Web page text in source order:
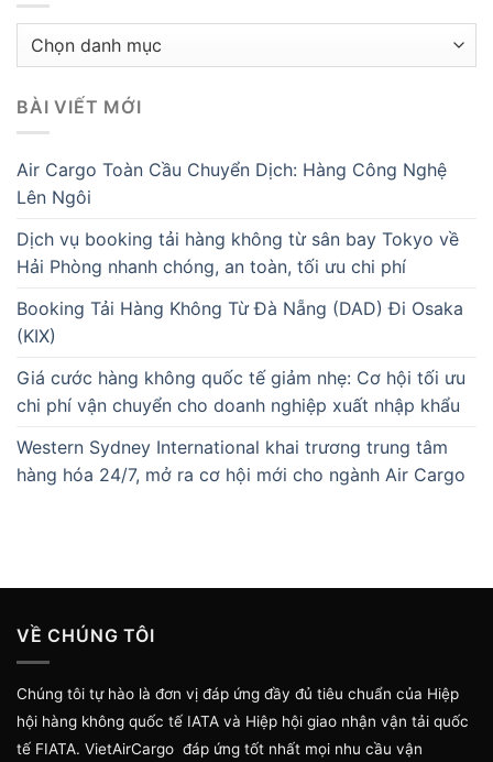
Danh
BÀI VIẾT MỚI
Air Cargo Toàn Cầu Chuyển Dịch: Hàng Công Nghệ
Lên Ngôi
Dịch vụ booking tải hàng không từ sân bay Tokyo về
Hải Phòng nhanh chóng, an toàn, tối ưu chi phí
Booking Tải Hàng Không Từ Đà Nẵng (DAD) Đi Osaka
(KIX)
Giá cước hàng không quốc tế giảm nhẹ: Cơ hội tối ưu
chi phí vận chuyển cho doanh nghiệp xuất nhập khẩu
Western Sydney International khai trương trung tâm
hàng hóa 24/7, mở ra cơ hội mới cho ngành Air Cargo
VỀ CHÚNG TÔI
Chúng tôi tự hào là đơn vị đáp ứng đầy đủ tiêu chuẩn của Hiệp
hội hàng không quốc tế IATA và Hiệp hội giao nhận vận tải quốc
tế FIATA. VietAirCargo đáp ứng tốt nhất mọi nhu cầu vận